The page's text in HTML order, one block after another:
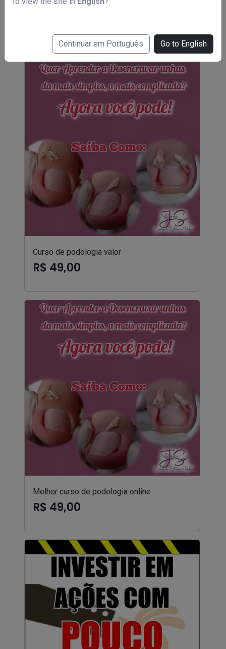
Continuar em Português Go to English
R$ 49,00
Curso de podologia valor
R$ 49,00
Melhor curso de podologia online
R$ 49,00